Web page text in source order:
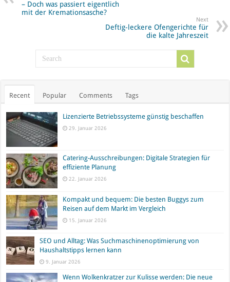
– Doch was passiert eigentlich
mit der Kremationsasche?
Next
Deftig-leckere Ofengerichte für
die kalte Jahreszeit
Recent Popular Comments Tags
Lizenzierte Betriebssysteme günstig beschaffen
29. Januar 2026
Catering-Ausschreibungen: Digitale Strategien für
effiziente Planung
22. Januar 2026
Kompakt und bequem: Die besten Buggys zum
Reisen auf dem Markt im Vergleich
15. Januar 2026
SEO und Alltag: Was Suchmaschinenoptimierung von
Haushaltstipps lernen kann
9. Januar 2026
Wenn Wolkenkratzer zur Kulisse werden: Die neue